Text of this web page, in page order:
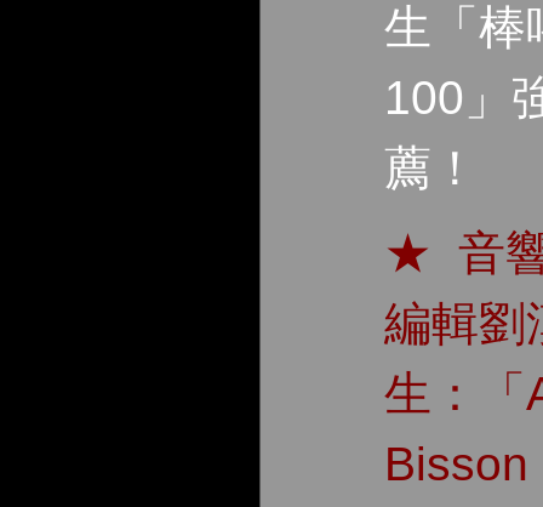
生「棒
100」
薦！
★ 音
編輯劉
生：「
Bisson